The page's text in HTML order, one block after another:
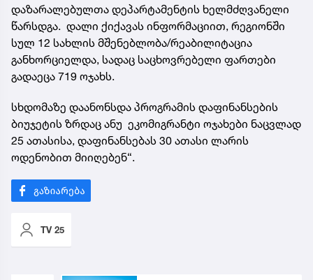
დაზარალებულთა დეპარტამენტის ხელმძღვანელი
წარსდგა. დალი ქიქავას ინფორმაციით, რეგიონში
სულ 12 სახლის მშენებლობა/რეაბილიტაცია
განხორციელდა, სადაც საცხოვრებელი ფართები
გადაეცა 719 ოჯახს.
სხდომაზე დაანონსდა პროგრამის დაფინანსების
ბიუჯეტის ზრდაც ანუ ეკომიგრანტი ოჯახები ნაცვლად
25 ათასისა, დაფინანსებას 30 ათასი ლარის
ოდენობით მიიღებენ“.
TV 25